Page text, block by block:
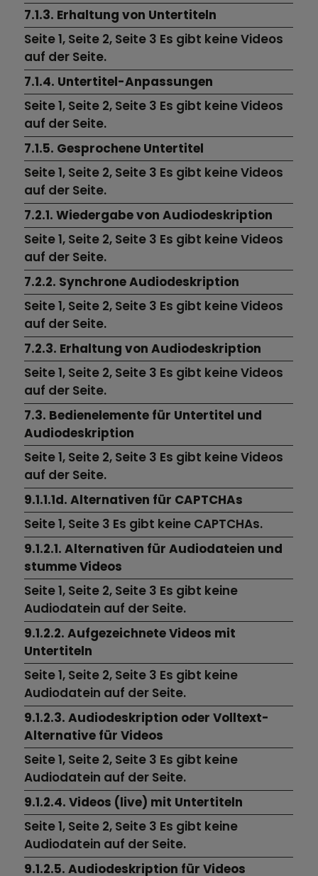
7.1.3. Erhaltung von Untertiteln
Seite 1, Seite 2, Seite 3 Es gibt keine Videos
auf der Seite.
7.1.4. Untertitel-Anpassungen
Seite 1, Seite 2, Seite 3 Es gibt keine Videos
auf der Seite.
7.1.5. Gesprochene Untertitel
Seite 1, Seite 2, Seite 3 Es gibt keine Videos
auf der Seite.
7.2.1. Wiedergabe von Audiodeskription
Seite 1, Seite 2, Seite 3 Es gibt keine Videos
auf der Seite.
7.2.2. Synchrone Audiodeskription
Seite 1, Seite 2, Seite 3 Es gibt keine Videos
auf der Seite.
7.2.3. Erhaltung von Audiodeskription
Seite 1, Seite 2, Seite 3 Es gibt keine Videos
auf der Seite.
7.3. Bedienelemente für Untertitel und
Audiodeskription
Seite 1, Seite 2, Seite 3 Es gibt keine Videos
auf der Seite.
9.1.1.1d. Alternativen für CAPTCHAs
Seite 1, Seite 3 Es gibt keine CAPTCHAs.
9.1.2.1. Alternativen für Audiodateien und
stumme Videos
Seite 1, Seite 2, Seite 3 Es gibt keine
Audiodatein auf der Seite.
9.1.2.2. Aufgezeichnete Videos mit
Untertiteln
Seite 1, Seite 2, Seite 3 Es gibt keine
Audiodatein auf der Seite.
9.1.2.3. Audiodeskription oder Volltext-
Alternative für Videos
Seite 1, Seite 2, Seite 3 Es gibt keine
Audiodatein auf der Seite.
9.1.2.4. Videos (live) mit Untertiteln
Seite 1, Seite 2, Seite 3 Es gibt keine
Audiodatein auf der Seite.
9.1.2.5. Audiodeskription für Videos